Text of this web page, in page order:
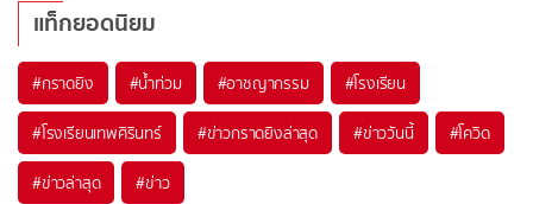
แท็กยอดนิยม
#กราดยิง #น้ำท่วม #อาชญากรรม #โรงเรียน
#โรงเรียนเทพศิรินทร์ #ข่าวกราดยิงล่าสุด #ข่าววันนี้ #โควิด
#ข่าวล่าสุด #ข่าว